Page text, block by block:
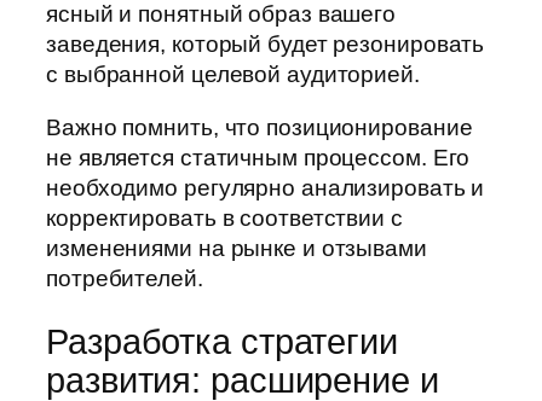
ясный и понятный образ вашего
заведения, который будет резонировать
с выбранной целевой аудиторией.
Важно помнить, что позиционирование
не является статичным процессом. Его
необходимо регулярно анализировать и
корректировать в соответствии с
изменениями на рынке и отзывами
потребителей.
Разработка стратегии
развития: расширение и